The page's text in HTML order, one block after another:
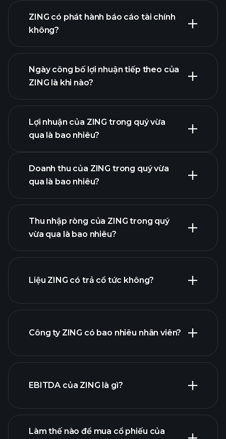
danh
sách cổ phiếu của chúng tôi
ZING có phát hành báo cáo tài chính
không?
tài chính của
ZING
Ngày công bố lợi nhuận tiếp theo của
ZING là khi nào?
Lịch công bố lợi nhuận
Lợi nhuận của ZING trong quý vừa
qua là bao nhiêu?
nhuận của ZING
Doanh thu của ZING trong quý vừa
qua là bao nhiêu?
Thu nhập ròng của ZING trong quý
vừa qua là bao nhiêu?
báo cáo tài chính
Liệu ZING có trả cổ tức không?
cổ phiếu trả cổ tức cao
Công ty ZING có bao nhiêu nhân viên?
nhà tuyển dụng lớn nhất
EBITDA của ZING là gì?
Làm thế nào để mua cổ phiếu của